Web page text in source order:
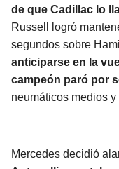
de que Cadillac lo
Russell logró
segundos sobre
anticiparse en la
campeón paró por
neumáticos medios
Mercedes decidió